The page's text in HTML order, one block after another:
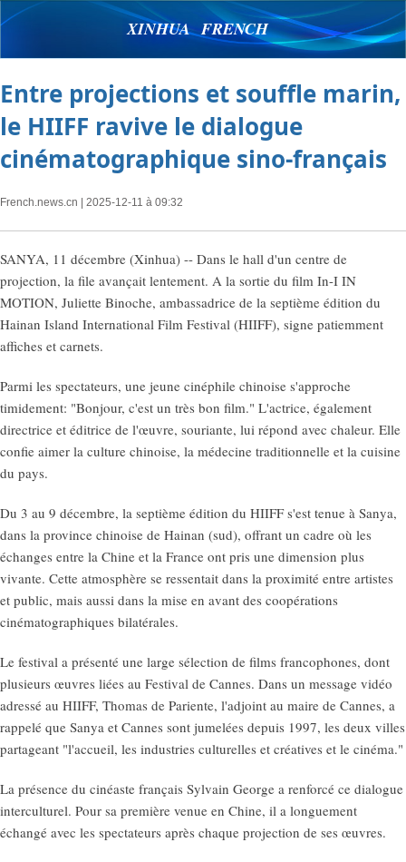
XINHUA FRENCH
Entre projections et souffle marin,
le HIIFF ravive le dialogue
cinématographique sino-français
French.news.cn | 2025-12-11 à 09:32
SANYA, 11 décembre (Xinhua) -- Dans le hall d'un centre de
projection, la file avançait lentement. A la sortie du film In-I IN
MOTION, Juliette Binoche, ambassadrice de la septième édition du
Hainan Island International Film Festival (HIIFF), signe patiemment
affiches et carnets.
Parmi les spectateurs, une jeune cinéphile chinoise s'approche
timidement: "Bonjour, c'est un très bon film." L'actrice, également
directrice et éditrice de l'œuvre, souriante, lui répond avec chaleur. Elle
confie aimer la culture chinoise, la médecine traditionnelle et la cuisine
du pays.
Du 3 au 9 décembre, la septième édition du HIIFF s'est tenue à Sanya,
dans la province chinoise de Hainan (sud), offrant un cadre où les
échanges entre la Chine et la France ont pris une dimension plus
vivante. Cette atmosphère se ressentait dans la proximité entre artistes
et public, mais aussi dans la mise en avant des coopérations
cinématographiques bilatérales.
Le festival a présenté une large sélection de films francophones, dont
plusieurs œuvres liées au Festival de Cannes. Dans un message vidéo
adressé au HIIFF, Thomas de Pariente, l'adjoint au maire de Cannes, a
rappelé que Sanya et Cannes sont jumelées depuis 1997, les deux villes
partageant "l'accueil, les industries culturelles et créatives et le cinéma."
La présence du cinéaste français Sylvain George a renforcé ce dialogue
interculturel. Pour sa première venue en Chine, il a longuement
échangé avec les spectateurs après chaque projection de ses œuvres.